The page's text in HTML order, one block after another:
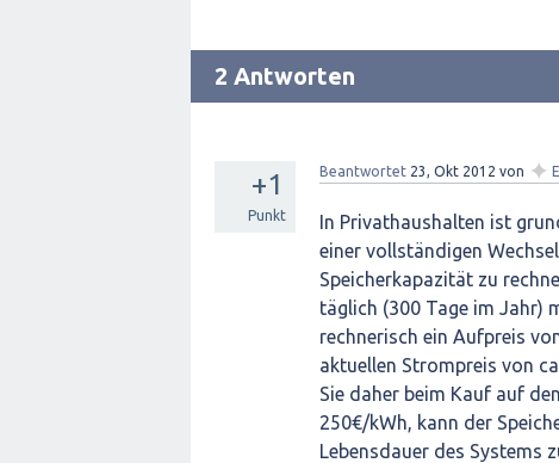
2 Antworten
+1
Punkt
Beantwortet 23, Okt 2012 von ✦
In Privathaushalten ist
einer vollständigen
Speicherkapazität zu
täglich (300 Tage im Jahr)
rechnerisch ein Aufpreis
aktuellen Strompreis von
Sie daher beim Kauf auf
250€/kWh, kann der
Lebensdauer des Systems